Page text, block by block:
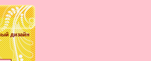
дизайн